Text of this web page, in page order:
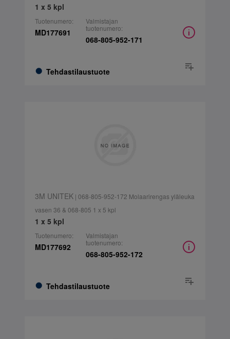
1 x 5 kpl
Tuotenumero:
MD177691
Tehdastilaustuote
Valmistajan
tuotenumero:
068-805-952-171
3M UNITEK| 068-805-952-172 Molaarirengas yläleuka
vasen 36 & 068-805 1 x 5 kpl
1 x 5 kpl
Tuotenumero:
MD177692
Tehdastilaustuote
Valmistajan
tuotenumero:
068-805-952-172